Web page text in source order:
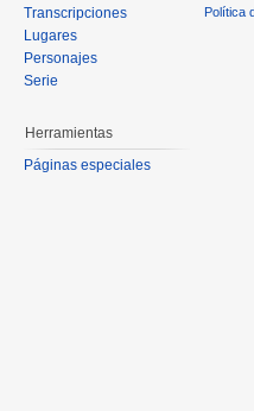
Transcripciones
Lugares
Personajes
Serie
Herramientas
Páginas especiales
Política